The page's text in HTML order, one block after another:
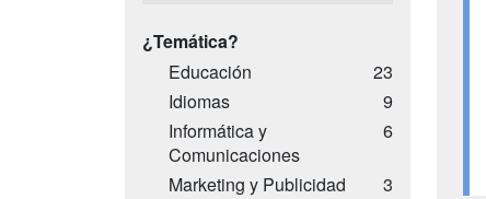
¿Temática?
Educación
23
Idiomas
9
Informática y
Comunicaciones
6
Marketing y Publicidad
3